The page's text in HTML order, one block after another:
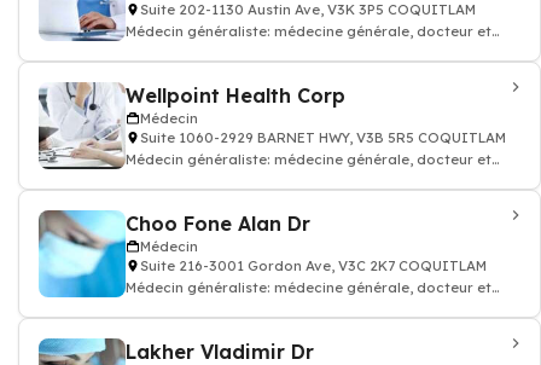
Suite 202-1130 Austin Ave, V3K 3P5 COQUITLAM
Médecin généraliste: médecine générale, docteur et
Wellpoint Health Corp
Médecin
Suite 1060-2929 BARNET HWY, V3B 5R5 COQUITLAM
Médecin généraliste: médecine générale, docteur et
Choo Fone Alan Dr
Médecin
Suite 216-3001 Gordon Ave, V3C 2K7 COQUITLAM
Médecin généraliste: médecine générale, docteur et
Lakher Vladimir Dr